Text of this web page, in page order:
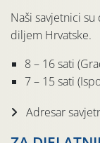
Naši savjetnici
diljem Hrvatske.
8 – 16 sati
7 – 15 sati
Adresar